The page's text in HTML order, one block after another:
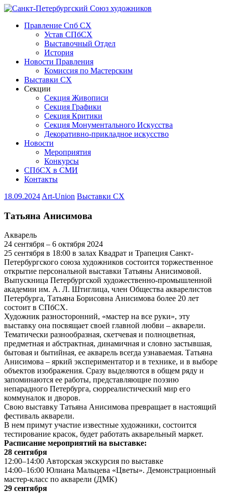
Правление Спб СХ
Устав СПбСХ
Выставочный Отдел
История
Новости Правления
Комиссия по Мастерским
Выставки СХ
Секции
Секция Живописи
Секция Графики
Секция Критики
Секция Монументального Искусства
Декоративно-прикладное искусство
Новости
Мероприятия
Конкурсы
СПбСХ в СМИ
Контакты
18.09.2024 Art-Union Выставки СХ
Татьяна Анисимова
Акварель
24 сентября – 6 октября 2024
25 сентября в 18:00 в залах Квадрат и Трапеция Санкт-
Петербургского союза художников состоится торжественное
открытие персональной выставки Татьяны Анисимовой.
Выпускница Петербургской художественно-промышленной
академии им. А. Л. Штиглица, член Общества акварелистов
Петербурга, Татьяна Борисовна Анисимова более 20 лет
состоит в СПбСХ.
Художник разносторонний, «мастер на все руки», эту
выставку она посвящает своей главной любви – акварели.
Тематически разнообразная, скетчевая и полноцветная,
предметная и абстрактная, динамичная и словно застывшая,
бытовая и бытийная, ее акварель всегда узнаваемая. Татьяна
Анисимова – яркий экспериментатор и в технике, и в выборе
объектов изображения. Сразу выделяются в общем ряду и
запоминаются ее работы, представляющие поэзию
непарадного Петербурга, сюрреалистический мир его
коммуналок и дворов.
Свою выставку Татьяна Анисимова превращает в настоящий
фестиваль акварели.
В нем примут участие известные художники, состоится
тестирование красок, будет работать акварельный маркет.
Расписание мероприятий на выставке:
28 сентября
12:00–14:00 Авторская экскурсия по выставке
14:00–16:00 Юлиана Мальцева «Цветы». Демонстрационный
мастер-класс по акварели (ДМК)
29 сентября